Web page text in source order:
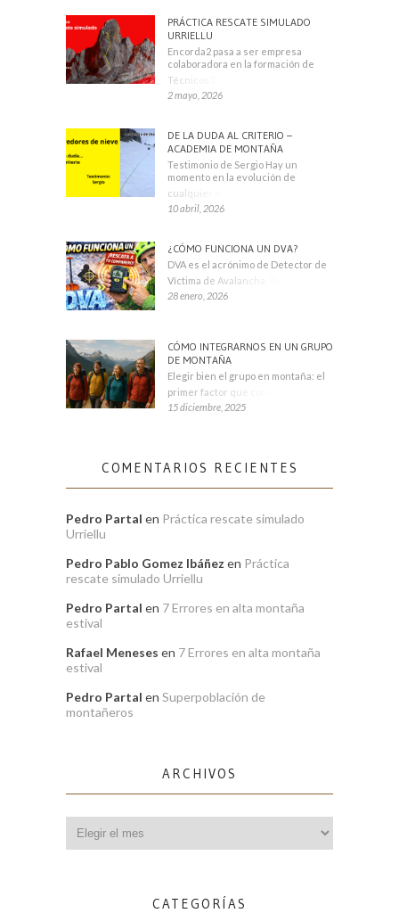
PRÁCTICA RESCATE SIMULADO
URRIELLU
Encorda2 pasa a ser empresa
colaboradora en la formación de
Técnicos Deportivos
2 mayo, 2026
DE LA DUDA AL CRITERIO –
ACADEMIA DE MONTAÑA
Testimonio de Sergio Hay un
momento en la evolución de
cualquier montañero
10 abril, 2026
¿CÓMO FUNCIONA UN DVA?
DVA es el acrónimo de Detector de
Víctima de Avalancha. También se
28 enero, 2026
CÓMO INTEGRARNOS EN UN GRUPO
DE MONTAÑA
Elegir bien el grupo en montaña: el
primer factor que condiciona tu
15 diciembre, 2025
COMENTARIOS RECIENTES
Pedro Partal en Práctica rescate simulado
Urriellu
Pedro Pablo Gomez Ibáñez en Práctica
rescate simulado Urriellu
Pedro Partal en 7 Errores en alta montaña
estival
Rafael Meneses en 7 Errores en alta montaña
estival
Pedro Partal en Superpoblación de
montañeros
ARCHIVOS
CATEGORÍAS